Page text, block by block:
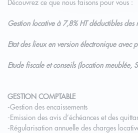
Découvrez ce que nous faisons pour vous :
Gestion locative à 7,8% HT déductibles des
Etat des lieux en version électronique avec
Etude fiscale et conseils (location meublée,
GESTION COMPTABLE
-Gestion des encaissements
-Emission des avis d’échéances et des
-Régularisation annuelle des charges